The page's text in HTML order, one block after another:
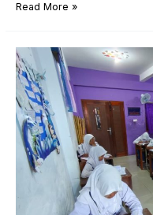
Read More »
Asesmen
Madrasah
MTs
Al
Khoiriyyah
Semarang
Digelar,
Kelas